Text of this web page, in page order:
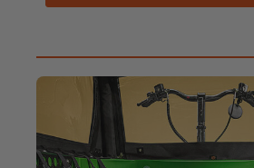
Bild